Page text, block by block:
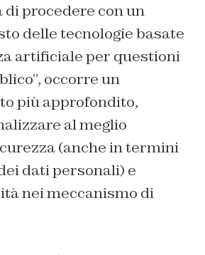
procedere con un
delle tecnologie basate
artificiale per questioni
occorre un
più approfondito,
al meglio
(anche in termini
dati personali) e
nei meccanismo di